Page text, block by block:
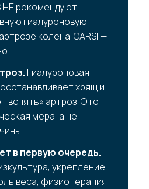
НЕ рекомендуют
гиалуроновую
колена. OARSI —
Гиалуроновая
хрящ и
вспять» артроз. Это
мера, а не
в первую очередь.
укрепление
веса, физиотерапия,